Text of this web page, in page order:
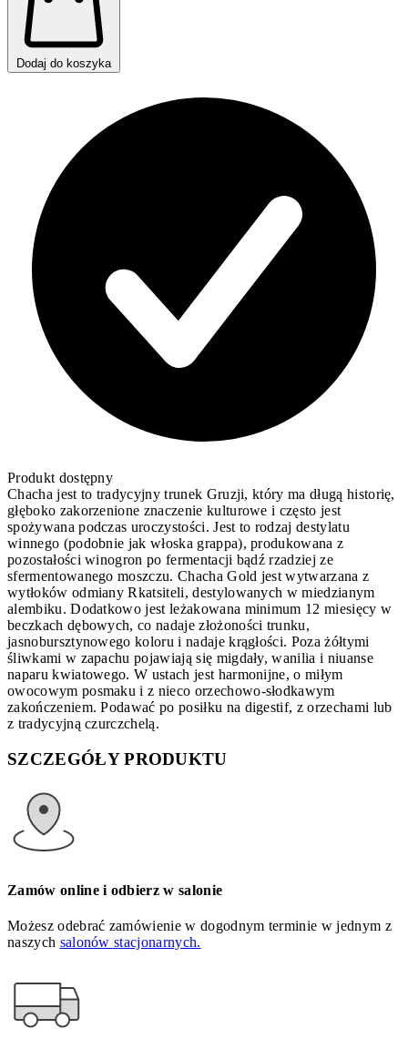
Dodaj do koszyka
Produkt dostępny
Chacha jest to tradycyjny trunek Gruzji, który ma długą historię,
głęboko zakorzenione znaczenie kulturowe i często jest
spożywana podczas uroczystości. Jest to rodzaj destylatu
winnego (podobnie jak włoska grappa), produkowana z
pozostałości winogron po fermentacji bądź rzadziej ze
sfermentowanego moszczu. Chacha Gold jest wytwarzana z
wytłoków odmiany Rkatsiteli, destylowanych w miedzianym
alembiku. Dodatkowo jest leżakowana minimum 12 miesięcy w
beczkach dębowych, co nadaje złożoności trunku,
jasnobursztynowego koloru i nadaje krągłości. Poza żółtymi
śliwkami w zapachu pojawiają się migdały, wanilia i niuanse
naparu kwiatowego. W ustach jest harmonijne, o miłym
owocowym posmaku i z nieco orzechowo-słodkawym
zakończeniem. Podawać po posiłku na digestif, z orzechami lub
z tradycyjną czurczchelą.
SZCZEGÓŁY PRODUKTU
Zamów online i odbierz w salonie
Możesz odebrać zamówienie w dogodnym terminie w jednym z
naszych salonów stacjonarnych.